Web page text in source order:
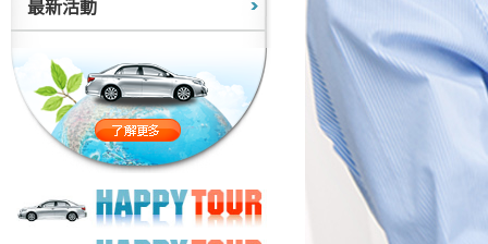
最新活動